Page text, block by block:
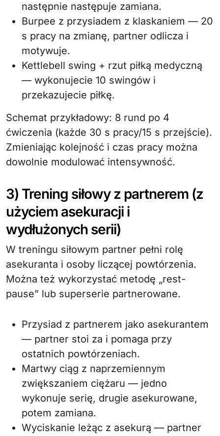
następnie następuje zamiana.
Burpee z przysiadem z klaskaniem — 20
s pracy na zmianę, partner odlicza i
motywuje.
Kettlebell swing + rzut piłką medyczną
— wykonujecie 10 swingów i
przekazujecie piłkę.
Schemat przykładowy: 8 rund po 4
ćwiczenia (każde 30 s pracy/15 s przejście).
Zmieniając kolejność i czas pracy można
dowolnie modulować intensywność.
3) Trening siłowy z partnerem (z
użyciem asekuracji i
wydłużonych serii)
W treningu siłowym partner pełni rolę
asekuranta i osoby liczącej powtórzenia.
Można też wykorzystać metodę „rest-
pause” lub superserie partnerowane.
Przysiad z partnerem jako asekurantem
— partner stoi za i pomaga przy
ostatnich powtórzeniach.
Martwy ciąg z naprzemiennym
zwiększaniem ciężaru — jedno
wykonuje serię, drugie asekurowane,
potem zamiana.
Wyciskanie leżąc z asekurą — partner